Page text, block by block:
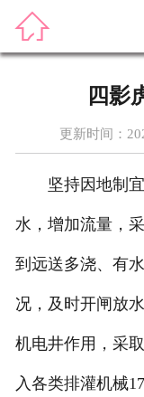

四影
更新时间：
坚持因地制宜
水，增加流量，
到远送多浇、有
况，及时开闸放
机电井作用，采
入各类排灌机械